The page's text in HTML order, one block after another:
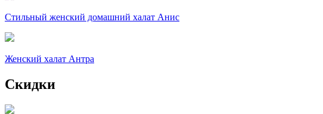
Стильный женский домашний халат Анис
Женский халат Антра
Скидки